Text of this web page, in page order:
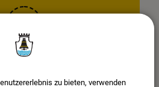
wird derzeit
angezeigtzu bieten, verwenden